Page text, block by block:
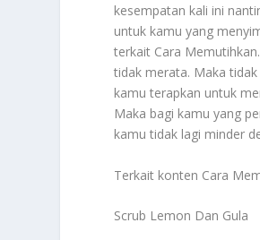
kesempatan kali ini
untuk kamu yang
terkait Cara Memutihkan
tidak merata. Maka
kamu terapkan untuk
Maka bagi kamu yang
kamu tidak lagi minder
Terkait konten Cara
Scrub Lemon Dan Gula